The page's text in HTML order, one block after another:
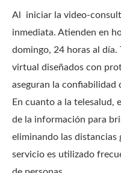
Al iniciar la video-
inmediata. Atienden en
domingo, 24 horas al día.
virtual diseñados con
aseguran la confiabilidad
En cuanto a la telesalud,
de la información para
eliminando las distancias
servicio es utilizado